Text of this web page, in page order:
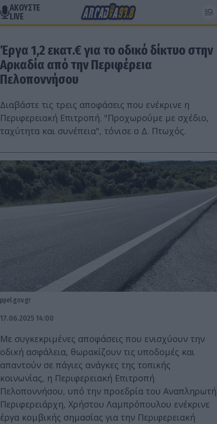
ΑΚΟΥΣΤΕ
LIVE
Έργα 1,2 εκατ.€ για το οδικό δίκτυο στην
Αρκαδία από την Περιφέρεια
Πελοποννήσου
Διαβάστε τις τρεις αποφάσεις που ενέκρινε η
Περιφερειακή Επιτροπή. "Προχωρούμε με σχέδιο,
ταχύτητα και συνέπεια", τόνισε ο Δ. Πτωχός.
ppel.gov.gr
17.06.2025 14:00
Με συγκεκριμένες αποφάσεις που ενισχύουν την
οδική ασφάλεια, θωρακίζουν τις υποδομές και
απαντούν σε πάγιες ανάγκες της τοπικής
κοινωνίας, η Περιφερειακή Επιτροπή
Πελοποννήσου, υπό την προεδρία του Αναπληρωτή
Περιφερειάρχη, Χρήστου Λαμπρόπουλου ενέκρινε
έργα κομβικής σημασίας για την Περιφερειακή